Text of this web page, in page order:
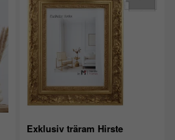
Exklusiv träram Hirste